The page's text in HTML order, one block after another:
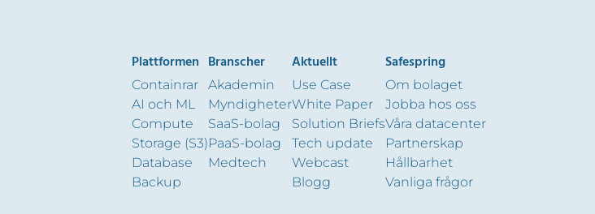
Plattformen
Containrar
AI och ML
Compute
Storage (S3)
Database
Backup
Branscher
Akademin
Myndigheter
SaaS-bolag
PaaS-bolag
Medtech
Aktuellt
Use Case
White Paper
Solution Briefs
Tech update
Webcast
Blogg
Safespring
Om bolaget
Jobba hos oss
Våra datacenter
Partnerskap
Hållbarhet
Vanliga frågor